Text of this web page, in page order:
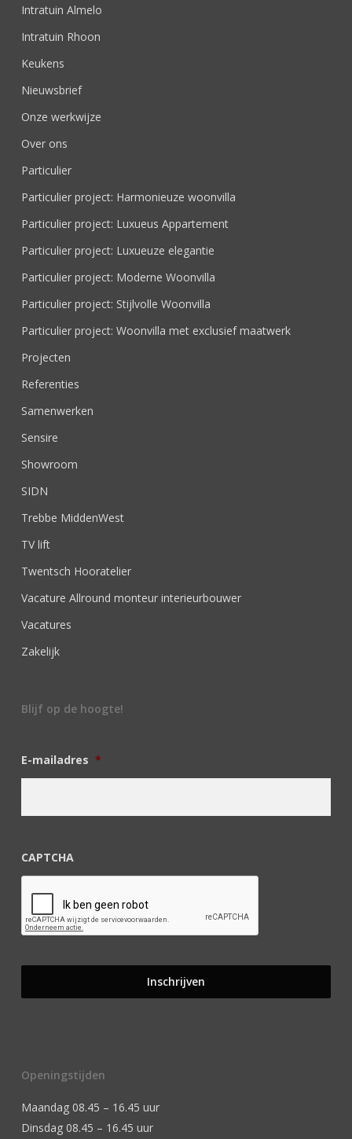
Intratuin Almelo
Intratuin Rhoon
Keukens
Nieuwsbrief
Onze werkwijze
Over ons
Particulier
Particulier project: Harmonieuze woonvilla
Particulier project: Luxueus Appartement
Particulier project: Luxueuze elegantie
Particulier project: Moderne Woonvilla
Particulier project: Stijlvolle Woonvilla
Particulier project: Woonvilla met exclusief maatwerk
Projecten
Referenties
Samenwerken
Sensire
Showroom
SIDN
Trebbe MiddenWest
TV lift
Twentsch Hooratelier
Vacature Allround monteur interieurbouwer
Vacatures
Zakelijk
Blijf op de hoogte!
E-mailadres *
CAPTCHA
Openingstijden
Maandag 08.45 – 16.45 uur
Dinsdag 08.45 – 16.45 uur